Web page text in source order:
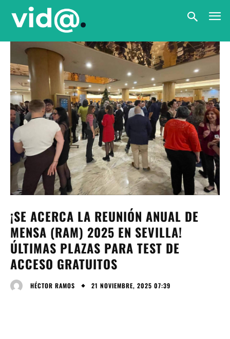
¡SE ACERCA LA REUNIÓN ANUAL DE
MENSA (RAM) 2025 EN SEVILLA!
ÚLTIMAS PLAZAS PARA TEST DE
ACCESO GRATUITOS
HÉCTOR RAMOS 21 NOVIEMBRE, 2025 07:39